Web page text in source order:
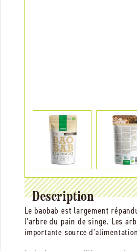
Description
Le baobab est largement
l’arbre du pain de singe. Les
importante source